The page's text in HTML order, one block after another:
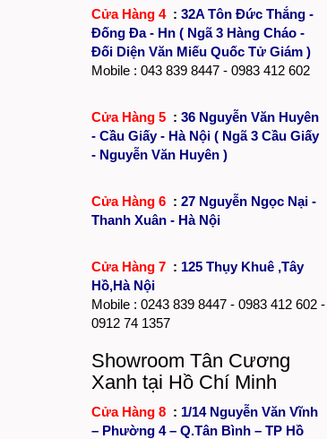
Cửa Hàng 4 : 32A Tôn Đức Thắng -
Đống Đa - Hn ( Ngã 3 Hàng Cháo -
Đối Diện Văn Miếu Quốc Tử Giám )
Mobile : 043 839 8447 - 0983 412 602
Cửa Hàng 5 : 36 Nguyễn Văn Huyên
- Cầu Giấy - Hà Nội ( Ngã 3 Cầu Giấy
- Nguyễn Văn Huyên )
Cửa Hàng 6 : 27 Nguyễn Ngọc Nại -
Thanh Xuân - Hà Nội
Cửa Hàng 7 : 125 Thụy Khuê ,Tây
Hồ,Hà Nội
Mobile : 0243 839 8447 - 0983 412 602 -
0912 74 1357
Showroom Tân Cương
Xanh tại Hồ Chí Minh
Cửa Hàng 8 : 1/14 Nguyễn Văn Vĩnh
– Phường 4 – Q.Tân Bình – TP Hồ